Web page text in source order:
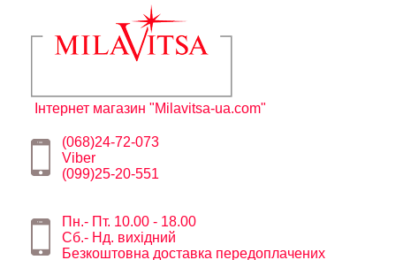
Інтернет магазин "Milavitsa-ua.com"
(068)24-72-073
Viber
(099)25-20-551
Пн.- Пт. 10.00 - 18.00
Сб.- Нд. вихідний
Безкоштовна доставка передоплачених